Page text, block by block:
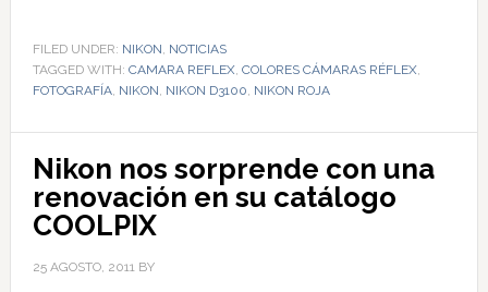
FILED UNDER: NIKON NOTICIAS
TAGGED WITH: CAMARA REFLEX, COLORES CÁMARAS RÉFLEX,
FOTOGRAFÍA, NIKON NIKON D3100 NIKON ROJA
Nikon nos sorprende con una
renovación en su catálogo
COOLPIX
25 AGOSTO, 2011 BY